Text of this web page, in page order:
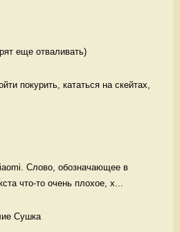
еще отваливать)
покурить, кататься на скейтах,
Слово, обозначающее в
что-то очень плохое, х...
Сушка